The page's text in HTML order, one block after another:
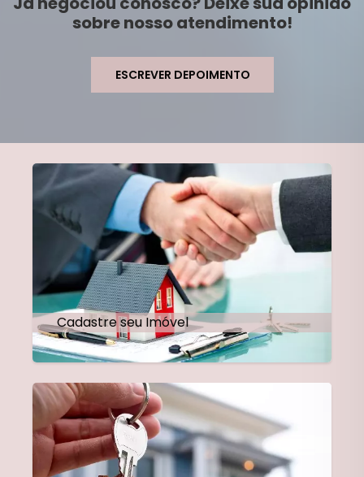
sobre nosso atendimento!
ESCREVER DEPOIMENTO
Cadastre seu Imóvel